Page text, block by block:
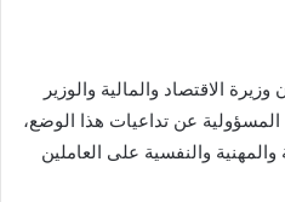
الاقتصاد والمالية والوزير
المسؤولية عن تداعيات هذا الوضع،
والنفسية على العاملين